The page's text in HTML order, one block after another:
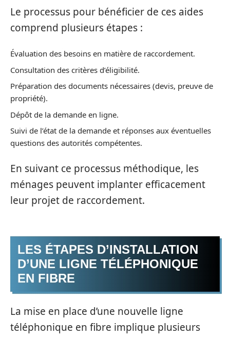
Le processus pour bénéficier de ces aides
comprend plusieurs étapes :
Évaluation des besoins en matière de raccordement.
Consultation des critères d’éligibilité.
Préparation des documents nécessaires (devis, preuve de
propriété).
Dépôt de la demande en ligne.
Suivi de l’état de la demande et réponses aux éventuelles
questions des autorités compétentes.
En suivant ce processus méthodique, les
ménages peuvent implanter efficacement
leur projet de raccordement.
LES ÉTAPES D’INSTALLATION
D’UNE LIGNE TÉLÉPHONIQUE
EN FIBRE
La mise en place d’une nouvelle ligne
téléphonique en fibre implique plusieurs